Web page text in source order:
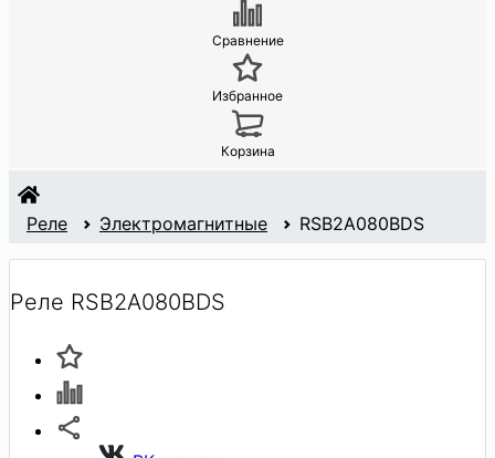
Сравнение
Избранное
Корзина
Реле Электромагнитные RSB2A080BDS
Реле RSB2A080BDS